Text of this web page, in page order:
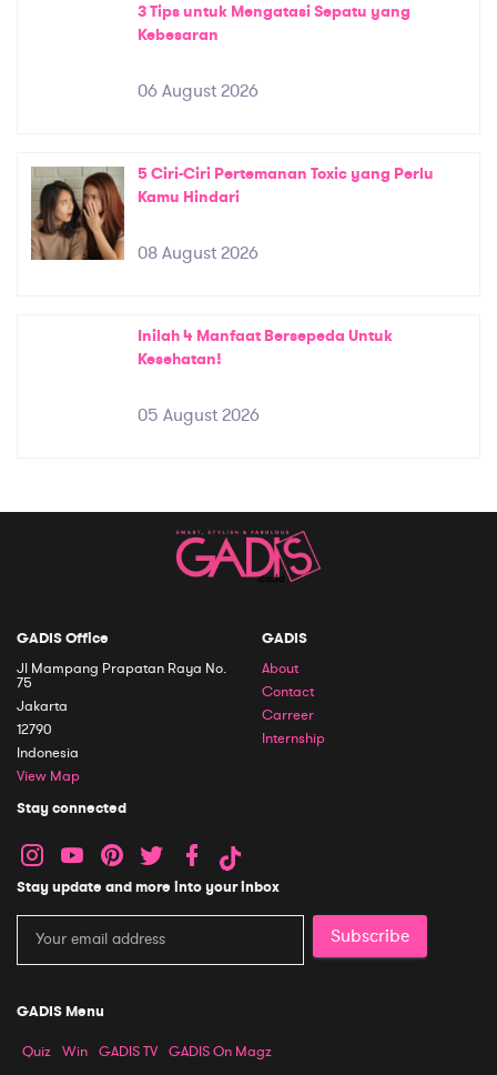
3 Tips untuk Mengatasi Sepatu yang
Kebesaran
06 August 2026
5 Ciri-Ciri Pertemanan Toxic yang Perlu
Kamu Hindari
08 August 2026
Inilah 4 Manfaat Bersepeda Untuk
Kesehatan!
05 August 2026
GADIS Office
Jl Mampang Prapatan Raya No.
75
Jakarta
12790
Indonesia
View Map
GADIS
About
Contact
Carreer
Internship
Stay connected
Stay update and more into your inbox
Subscribe
GADIS Menu
Quiz Win GADIS TV GADIS On Magz